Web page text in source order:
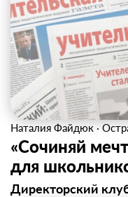
Наталия Файдюк ·
«Сочиняй
для
Директорский